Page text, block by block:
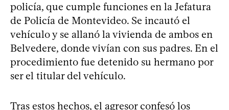
policía, que cumple funciones en la Jefatura
de Policía de Montevideo. Se incautó el
vehículo y se allanó la vivienda de ambos en
Belvedere, donde vivían con sus padres. En el
procedimiento fue detenido su hermano por
ser el titular del vehículo.
Tras estos hechos, el agresor confesó los